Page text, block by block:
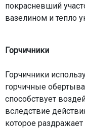
покрасневший
вазелином и тепло
Горчичники
Горчичники
горчичные
способствует
вследствие
которое